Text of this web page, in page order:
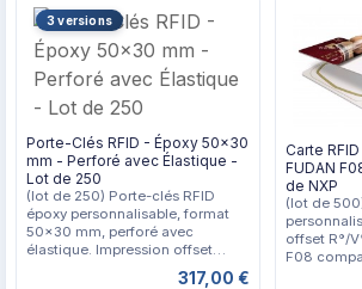
3 versions
Porte-Clés RFID - Époxy 50x30
mm - Perforé avec Élastique -
Lot de 250
(lot de 250) Porte-clés RFID
époxy personnalisable, format
50x30 mm, perforé avec
élastique. Impression offset
recto/verso et finition brillante.
317,00 €
Carte
FUDAN
de NXP
(lot de
offset R°/
F08